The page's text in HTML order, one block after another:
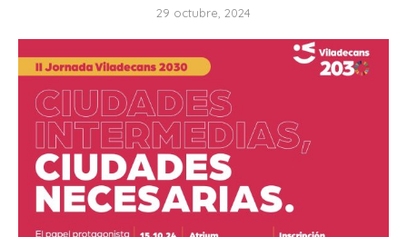
29 octubre, 2024